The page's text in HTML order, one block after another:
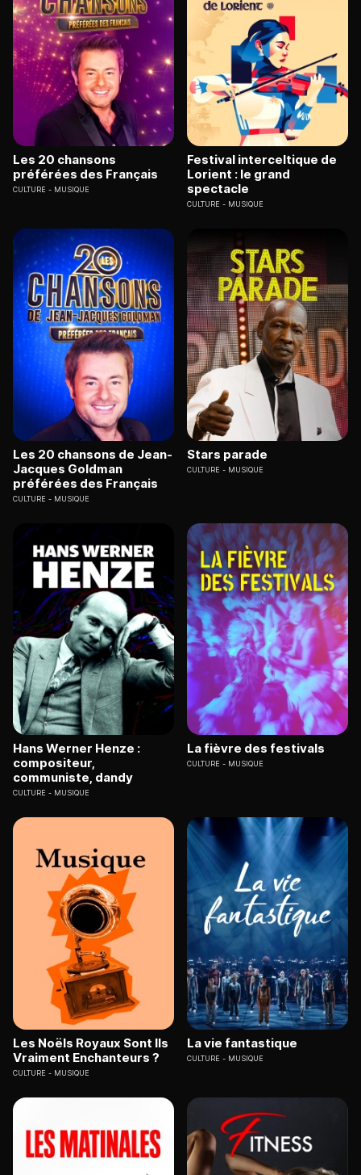
Les 20 chansons
préférées des Français
CULTURE MUSIQUE
Festival interceltique de
Lorient : le grand
spectacle
CULTURE MUSIQUE
Les 20 chansons de Jean-
Jacques Goldman
préférées des Français
CULTURE MUSIQUE
Stars parade
CULTURE MUSIQUE
Hans Werner Henze :
compositeur,
communiste, dandy
CULTURE MUSIQUE
La fièvre des festivals
CULTURE MUSIQUE
Les Noëls Royaux Sont Ils
Vraiment Enchanteurs ?
CULTURE MUSIQUE
La vie fantastique
CULTURE MUSIQUE